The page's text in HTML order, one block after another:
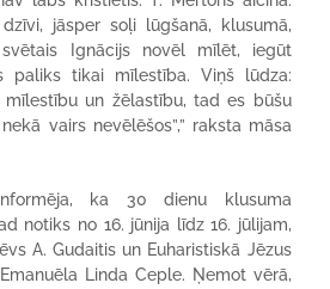
jāsper soļi lūgšanā, klusumā,
svētais Ignācijs novēl mīlēt, iegūt
paliks tikai mīlestība. Viņš lūdza:
mīlestību un žēlastību, tad es būšu
vairs nevēlēšos”,” raksta māsa
ka 30 dienu klusuma
notiks no 16. jūnija līdz 16. jūlijam,
A. Gudaitis un Euharistiskā Jēzus
Linda Ceple. Ņemot vērā,